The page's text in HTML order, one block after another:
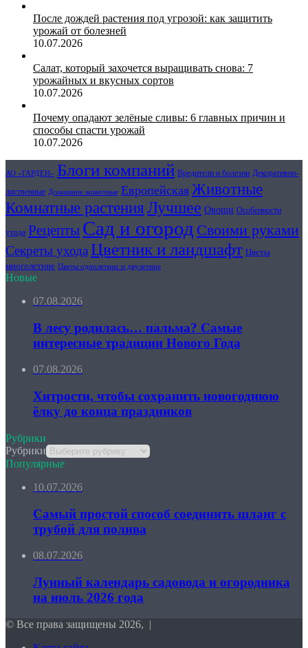
После дождей растения под угрозой: как защитить
урожай от болезней
10.07.2026
Салат, который захочется выращивать снова: 7
урожайных и вкусных сортов
10.07.2026
Почему опадают зелёные сливы: 6 главных причин и
способы спасти урожай
10.07.2026
АО «ГАРДЕН» Блоги компаний Вредители и болезни Декоративно-
лиственные Домашние животные Европейская Животные
Комнатные растенияЛучшее Овощи Особенности
ухода Рецепты Сад и огород Своими руками
Секреты ухода Цветник и ландшафт Цветы
многолетние Цветы однолетние и двулетние
Новые
07.08.2026
В лесу родилась… пальма? Самые
интересные традиции Нового Года
07.08.2026
Хитрости, чтобы сохранить новогоднюю
ёлку до конца праздников
Рубрики
Рубрики
Популярные
10.07.2026
Самый простой способ соединить шланг с
трубой для полива
08.07.2026
Лунный календарь садовода и огородника
на июль 2026 года
© Все права защищены 2026, |